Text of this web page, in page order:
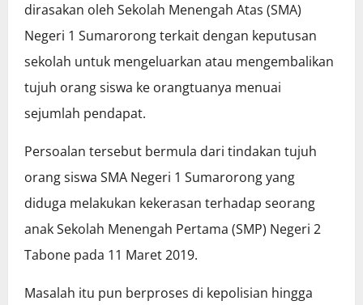
dirasakan oleh Sekolah Menengah Atas (SMA)
Negeri 1 Sumarorong terkait dengan keputusan
sekolah untuk mengeluarkan atau mengembalikan
tujuh orang siswa ke orangtuanya menuai
sejumlah pendapat.
Persoalan tersebut bermula dari tindakan tujuh
orang siswa SMA Negeri 1 Sumarorong yang
diduga melakukan kekerasan terhadap seorang
anak Sekolah Menengah Pertama (SMP) Negeri 2
Tabone pada 11 Maret 2019.
Masalah itu pun berproses di kepolisian hingga